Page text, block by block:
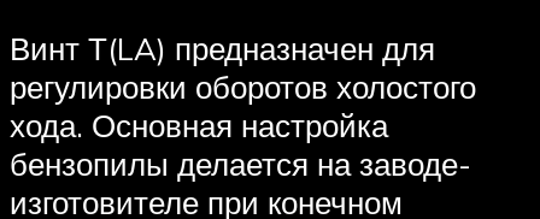
Винт Т(LA) предназначен для
регулировки оборотов холостого
хода. Основная настройка
бензопилы делается на заводе-
изготовителе при конечном